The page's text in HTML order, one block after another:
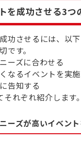
を成功させる3つ
功させるには、以
です。
ーズに合わせる
なるイベントを実
告知する
れぞれ紹介します。
ーズが高いイベン